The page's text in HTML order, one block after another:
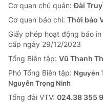
Cơ quan chủ quản:Đài
Cơ quan báo chí: Thời báo
Giấy phép hoạt động báo
cấp ngày 29/12/2023
Tổng Biên tập: Vũ Thanh
Phó Tổng Biên tập: Nguyễn
Nguyễn Trọng Ninh
Tổng đài VTV: 024.38 355